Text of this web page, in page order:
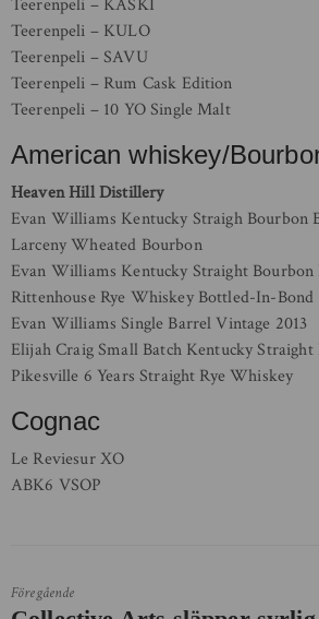
Teerenpeli – KASKI
Teerenpeli – KULO
Teerenpeli – SAVU
Teerenpeli – Rum Cask Edition
Teerenpeli – 10 YO Single Malt
American whiskey/
Heaven Hill Distillery
Evan Williams Kentucky Straigh Bourbon
Larceny Wheated Bourbon
Evan Williams Kentucky Straight
Rittenhouse Rye Whiskey Bottled-In-Bond
Evan Williams Single Barrel Vintage 2013
Elijah Craig Small Batch Kentucky Straight
Pikesville 6 Years Straight Rye Whiskey
Cognac
Le Reviesur XO
ABK6 VSOP
Föregående
Föregående